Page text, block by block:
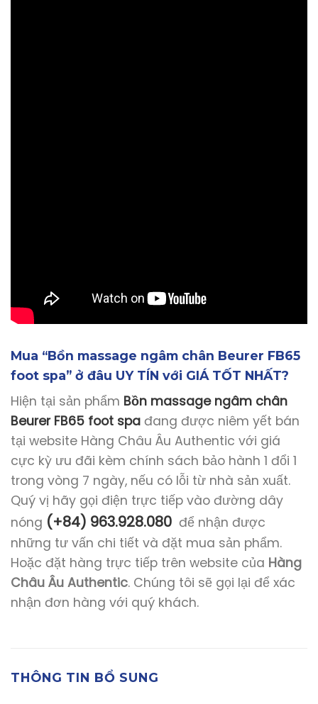
Mua “Bồn massage ngâm chân Beurer FB65
foot spa” ở đâu UY TÍN với GIÁ TỐT NHẤT?
Hiện tại sản phẩm Bồn massage ngâm chân
Beurer FB65 foot spa đang được niêm yết bán
tại website Hàng Châu Âu Authentic với giá
cực kỳ ưu đãi kèm chính sách bảo hành 1 đổi 1
trong vòng 7 ngày, nếu có lỗi từ nhà sản xuất.
Quý vị hãy gọi điện trực tiếp vào đường dây
nóng (+84) 963.928.080 để nhận được
những tư vấn chi tiết và đặt mua sản phẩm.
Hoặc đặt hàng trực tiếp trên website của Hàng
Châu Âu Authentic. Chúng tôi sẽ gọi lại để xác
nhận đơn hàng với quý khách.
THÔNG TIN BỔ SUNG